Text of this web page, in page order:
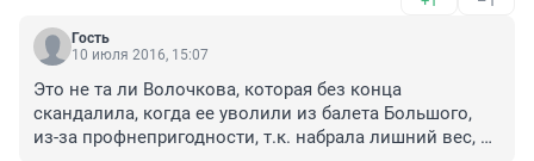
Гость
10 июля 2016, 15:07
Это не та ли Волочкова, которая без конца
скандалила, когда ее уволили из балета Большого,
из-за профнепригодности, т.к. набрала лишний вес, и